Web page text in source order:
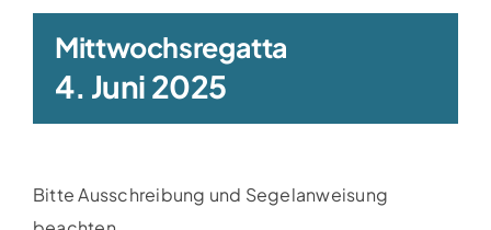
Regatten
Hafen
Clubboote
Mittwochsregatta
4. Juni 2025
Bitte Ausschreibung und Segelanweisung